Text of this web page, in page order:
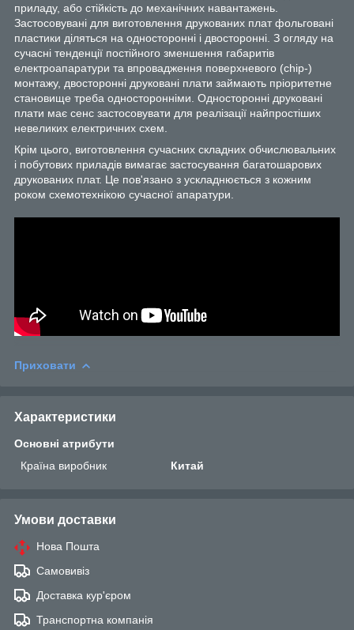
приладу, або стійкість до механічних навантажень.
Застосовувані для виготовлення друкованих плат фольговані
пластики діляться на односторонні і двосторонні. З огляду на
сучасні тенденції постійного зменшення габаритів
електроапаратури та впровадження поверхневого (chip-)
монтажу, двосторонні друковані плати займають пріоритетне
становище треба односторонніми. Односторонні друковані
плати має сенс застосовувати для реалізації найпростіших
невеликих електричних схем.
Крім цього, виготовлення сучасних складних обчислювальних
і побутових приладів вимагає застосування багатошарових
друкованих плат. Це пов'язано з ускладнюється з кожним
роком схемотехнікою сучасної апаратури.
Приховати
Характеристики
Основні атрибути
Країна виробник
Китай
Умови доставки
Нова Пошта
Самовивіз
Доставка кур'єром
Транспортна компанія